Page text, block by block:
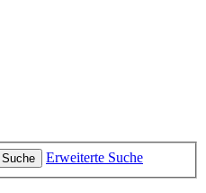
Suche
Erweiterte Suche